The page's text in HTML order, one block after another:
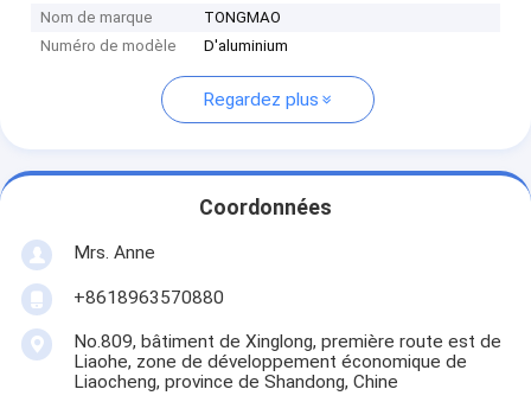
Nom de marque
TONGMAO
Numéro de modèle
D'aluminium
Regardez plus
Coordonnées
Mrs. Anne
+8618963570880
No.809, bâtiment de Xinglong, première route est de
Liaohe, zone de développement économique de
Liaocheng, province de Shandong, Chine